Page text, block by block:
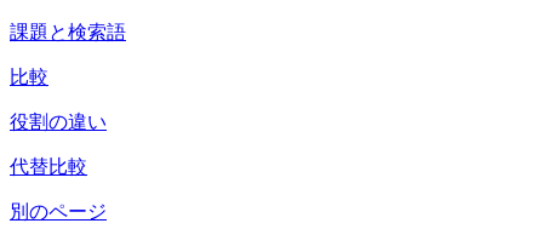
課題と検索語
比較
役割の違い
代替比較
別のページ